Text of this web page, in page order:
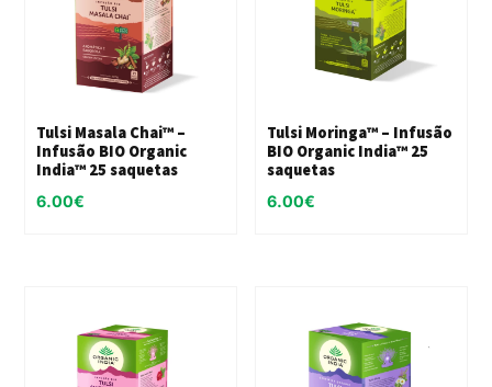
Tulsi Masala Chai™ –
Infusão BIO Organic
India™ 25 saquetas
6.00€
Tulsi Moringa™ – Infusão
BIO Organic India™ 25
saquetas
6.00€